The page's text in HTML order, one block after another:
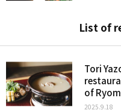
List of
Tori
of
2025.9.18